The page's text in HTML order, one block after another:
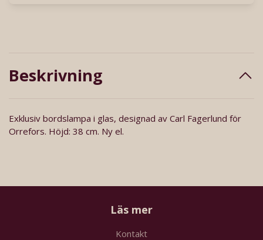
Beskrivning
Exklusiv bordslampa i glas, designad av Carl Fagerlund för
Orrefors. Höjd: 38 cm. Ny el.
Läs mer
Kontakt